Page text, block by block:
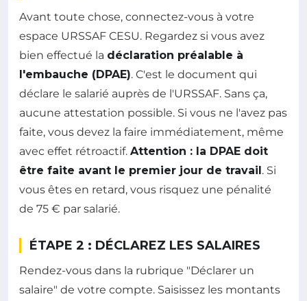
Avant toute chose, connectez-vous à votre
espace URSSAF CESU. Regardez si vous avez
bien effectué la déclaration préalable à
l'embauche (DPAE). C'est le document qui
déclare le salarié auprès de l'URSSAF. Sans ça,
aucune attestation possible. Si vous ne l'avez pas
faite, vous devez la faire immédiatement, même
avec effet rétroactif. Attention : la DPAE doit
être faite avant le premier jour de travail. Si
vous êtes en retard, vous risquez une pénalité
de 75 € par salarié.
ÉTAPE 2 : DÉCLAREZ LES SALAIRES
Rendez-vous dans la rubrique "Déclarer un
salaire" de votre compte. Saisissez les montants